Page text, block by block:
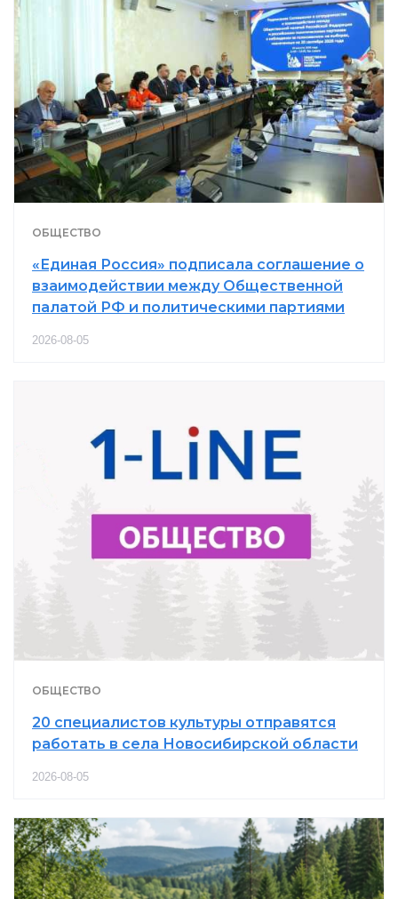
ОБЩЕСТВО
«Единая Россия» подписала соглашение о
взаимодействии между Общественной
палатой РФ и политическими партиями
2026-08-05
ОБЩЕСТВО
20 специалистов культуры отправятся
работать в села Новосибирской области
2026-08-05